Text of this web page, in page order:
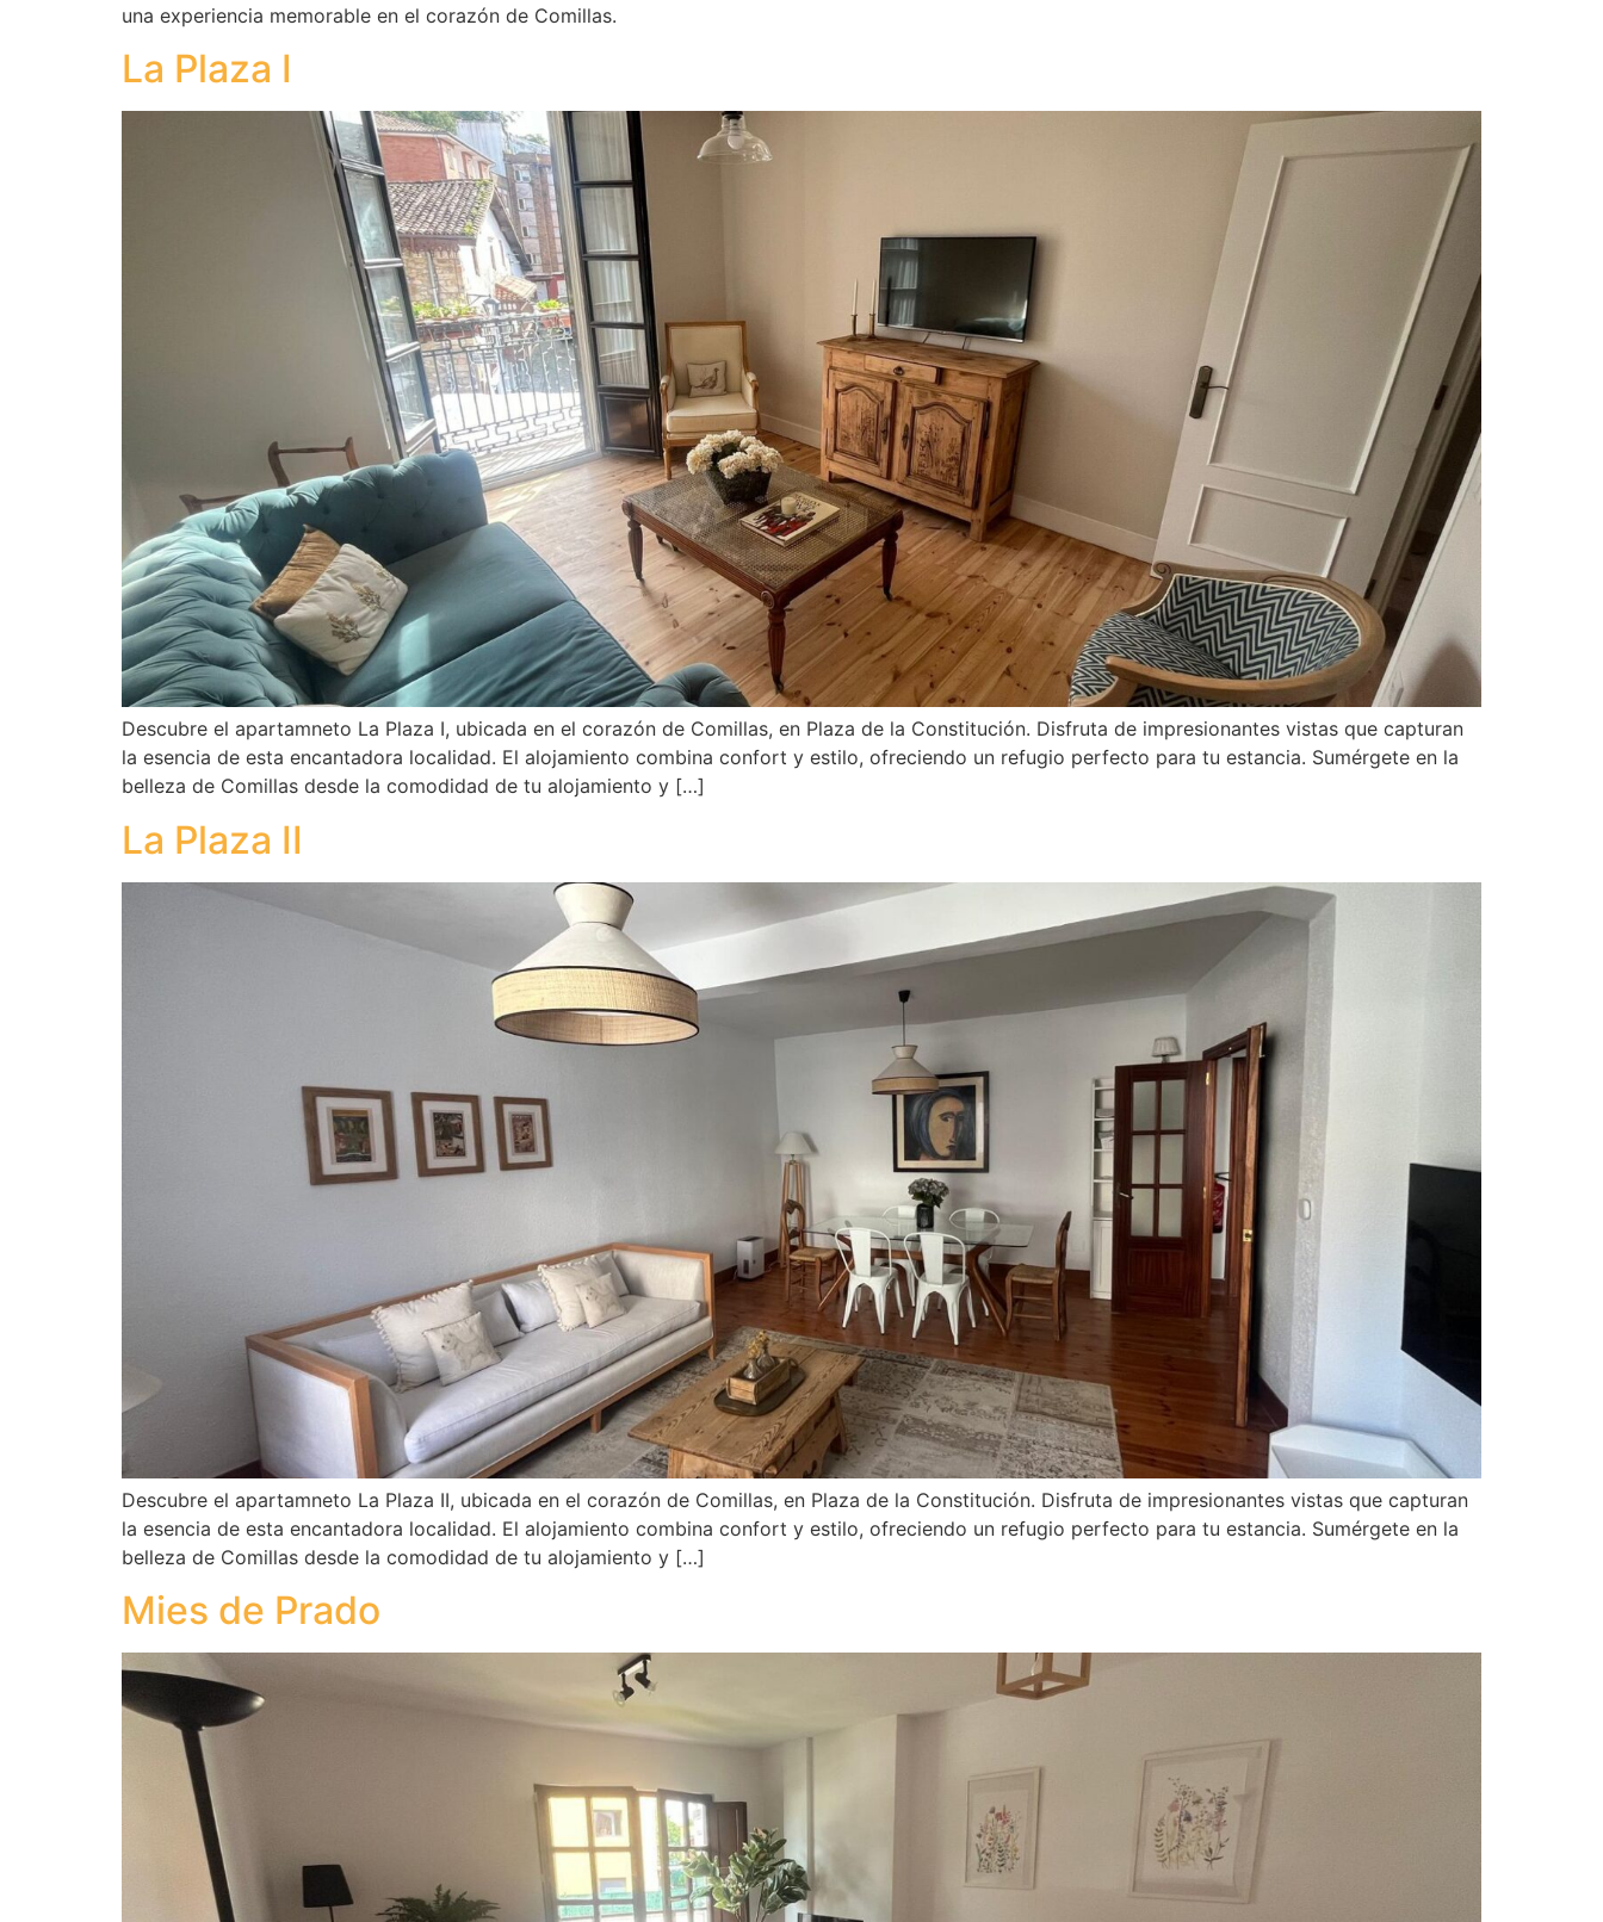
una experiencia memorable en el corazón de Comillas.
La Plaza I
Descubre el apartamneto La Plaza I, ubicada en el corazón de Comillas, en Plaza de la Constitución. Disfruta de impresionantes vistas que capturan
la esencia de esta encantadora localidad. El alojamiento combina confort y estilo, ofreciendo un refugio perfecto para tu estancia. Sumérgete en la
belleza de Comillas desde la comodidad de tu alojamiento y […]
La Plaza II
Descubre el apartamneto La Plaza II, ubicada en el corazón de Comillas, en Plaza de la Constitución. Disfruta de impresionantes vistas que capturan
la esencia de esta encantadora localidad. El alojamiento combina confort y estilo, ofreciendo un refugio perfecto para tu estancia. Sumérgete en la
belleza de Comillas desde la comodidad de tu alojamiento y […]
Mies de Prado